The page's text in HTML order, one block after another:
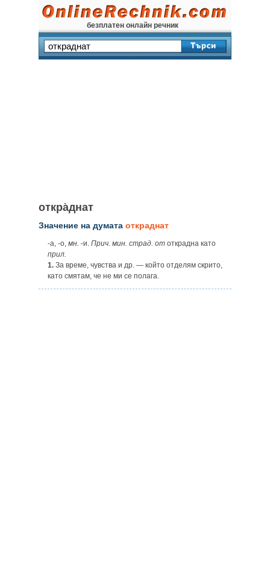
безплатен онлайн речник
откра̀днат
Значение на думата откраднат
‑а, ‑о, мн. ‑и. Прич. мин. страд. от открадна като
прил.
1. За време, чувства и др. — който отделям скрито,
като смятам, че не ми се полага.